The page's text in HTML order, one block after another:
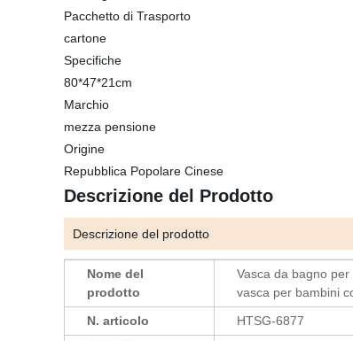
Pacchetto di Trasporto
cartone
Specifiche
80*47*21cm
Marchio
mezza pensione
Origine
Repubblica Popolare Cinese
Descrizione del Prodotto
Descrizione del prodotto
Nome del
prodotto
Vasca da bagno
vasca per bambini
N. articolo
HTSG-6877